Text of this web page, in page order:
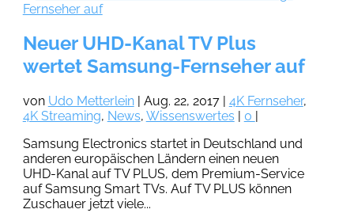
Neuer UHD-Kanal TV Plus
wertet Samsung-Fernseher auf
von Udo Metterlein| Aug. 22, 2017| 4K Fernseher,
4K Streaming, News, Wissenswertes 0
Samsung Electronics startet in Deutschland und
anderen europäischen Ländern einen neuen
UHD-Kanal auf TV PLUS, dem Premium-Service
auf Samsung Smart TVs. Auf TV PLUS können
Zuschauer jetzt viele...